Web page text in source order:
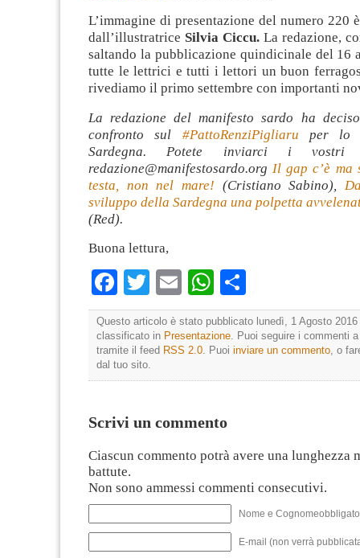
L’immagine di presentazione del numero 220
dall’illustratrice Silvia Ciccu. La redazione,
saltando la pubblicazione quindicinale del 16
tutte le lettrici e tutti i lettori un buon
rivediamo il primo settembre con importanti
La redazione del manifesto sardo ha
confronto sul ‪#‎PattoRenziPigliaru‬ per lo
Sardegna. Potete inviarci i vostri
redazione@manifestosardo.org Il gap c’è ma
testa, non nel mare! (Cristiano Sabino),
sviluppo della Sardegna una polpetta
(Red).
Buona lettura,
Facebook
TwitterEmailWhatsApp
Questo articolo è stato pubblicato lunedì, 1 Agosto
classificato in Presentazione . Puoi seguire i commenti
tramite il feed RSS 2.0 . Puoi inviare un commento , o
dal tuo sito.
Scrivi un commento
Ciascun commento potrà avere una lunghezza
battute.
Non sono ammessi commenti consecutivi.
Nome e
E-mail (non verrà